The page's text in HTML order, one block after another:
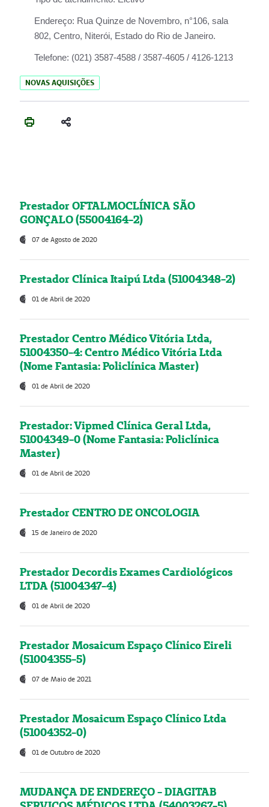
Endereço: Rua Quinze de Novembro, n°106, sala
802, Centro, Niterói, Estado do Rio de Janeiro.
Telefone: (021) 3587-4588 / 3587-4605 / 4126-1213
NOVAS AQUISIÇÕES
Prestador OFTALMOCLÍNICA SÃO
GONÇALO (55004164-2)
07 de Agosto de 2020
Prestador Clínica Itaipú Ltda (51004348-2)
01 de Abril de 2020
Prestador Centro Médico Vitória Ltda,
51004350-4: Centro Médico Vitória Ltda
(Nome Fantasia: Policlínica Master)
01 de Abril de 2020
Prestador: Vipmed Clínica Geral Ltda,
51004349-0 (Nome Fantasia: Policlínica
Master)
01 de Abril de 2020
Prestador CENTRO DE ONCOLOGIA
15 de Janeiro de 2020
Prestador Decordis Exames Cardiológicos
LTDA (51004347-4)
01 de Abril de 2020
Prestador Mosaicum Espaço Clínico Eireli
(51004355-5)
07 de Maio de 2021
Prestador Mosaicum Espaço Clínico Ltda
(51004352-0)
01 de Outubro de 2020
MUDANÇA DE ENDEREÇO - DIAGITAB